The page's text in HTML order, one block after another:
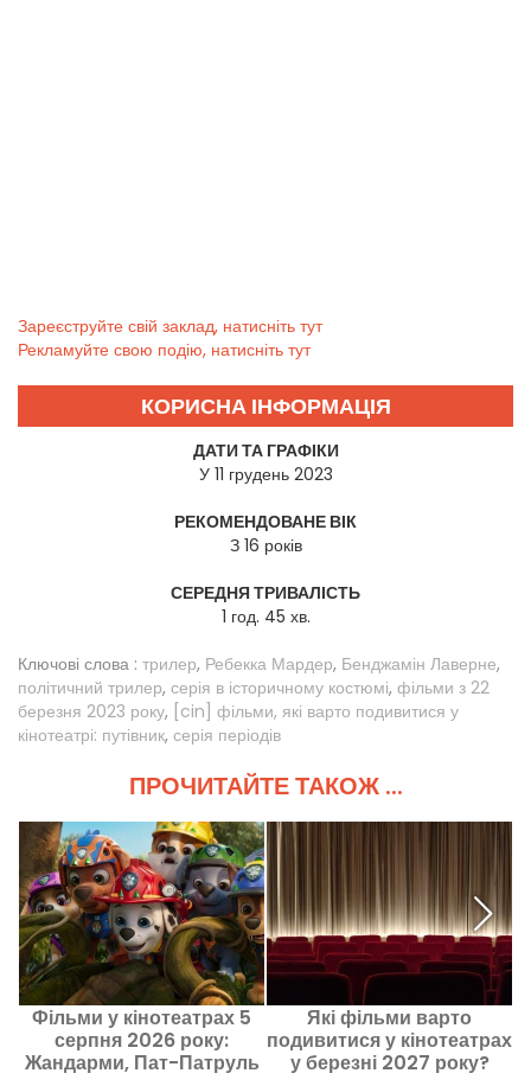
Зареєструйте свій заклад, натисніть тут
Рекламуйте свою подію, натисніть тут
КОРИСНА ІНФОРМАЦІЯ
ДАТИ ТА ГРАФІКИ
У 11 грудень 2023
РЕКОМЕНДОВАНЕ ВІК
З 16 років
СЕРЕДНЯ ТРИВАЛІСТЬ
1 год. 45 хв.
Ключові слова : трилер, Ребекка Мардер, Бенджамін Лаверне,
політичний трилер, серія в історичному костюмі, фільми з 22
березня 2023 року, [cin] фільми, які варто подивитися у
кінотеатрі: путівник, серія періодів
ПРОЧИТАЙТЕ ТАКОЖ ...
Фільми у кінотеатрах 5
серпня 2026 року:
Жандарми, Пат-Патруль
Які фільми варто
подивитися у кінотеатрах
у березні 2027 року?